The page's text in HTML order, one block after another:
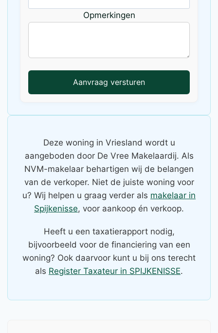
Opmerkingen
Aanvraag versturen
Deze woning in Vriesland wordt u
aangeboden door De Vree Makelaardij. Als
NVM-makelaar behartigen wij de belangen
van de verkoper. Niet de juiste woning voor
u? Wij helpen u graag verder als makelaar in
Spijkenisse, voor aankoop én verkoop.
Heeft u een taxatierapport nodig,
bijvoorbeeld voor de financiering van een
woning? Ook daarvoor kunt u bij ons terecht
als Register Taxateur in SPIJKENISSE.